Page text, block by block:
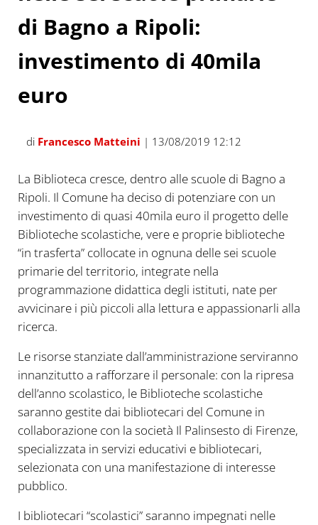
di Bagno a Ripoli:
investimento di 40mila
euro
di Francesco Matteini | 13/08/2019 12:12
La Biblioteca cresce, dentro alle scuole di Bagno a
Ripoli. Il Comune ha deciso di potenziare con un
investimento di quasi 40mila euro il progetto delle
Biblioteche scolastiche, vere e proprie biblioteche
“in trasferta” collocate in ognuna delle sei scuole
primarie del territorio, integrate nella
programmazione didattica degli istituti, nate per
avvicinare i più piccoli alla lettura e appassionarli alla
ricerca.
Le risorse stanziate dall’amministrazione serviranno
innanzitutto a rafforzare il personale: con la ripresa
dell’anno scolastico, le Biblioteche scolastiche
saranno gestite dai bibliotecari del Comune in
collaborazione con la società Il Palinsesto di Firenze,
specializzata in servizi educativi e bibliotecari,
selezionata con una manifestazione di interesse
pubblico.
I bibliotecari “scolastici” saranno impegnati nelle